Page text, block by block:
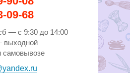
09-68
— с 9:30 до 14:00
выходной
самовывозе